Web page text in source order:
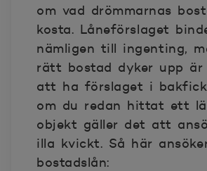
om vad drömmarnas
kosta. Låneförslaget
nämligen till ingenting,
rätt bostad dyker upp
att ha förslaget i
om du redan hittat ett
objekt gäller det att
illa kvickt. Så här
bostadslån: